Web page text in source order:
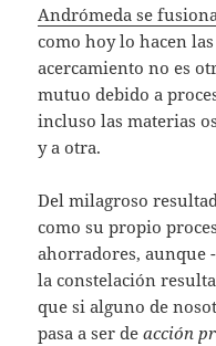
Andrómeda se
como hoy lo hacen
acercamiento no es
mutuo debido a
incluso las materias
y a otra.
Del milagroso
como su propio
ahorradores, aunque
la constelación
que si alguno de
pasa a ser deacción